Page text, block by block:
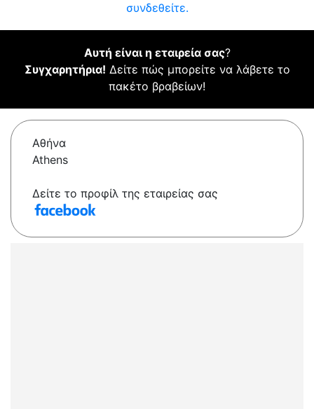
συνδεθείτε.
Αυτή είναι η εταιρεία σας?
Συγχαρητήρια! Δείτε πώς μπορείτε να λάβετε το
πακέτο βραβείων!
Αθήνα
Athens
Δείτε το προφίλ της εταιρείας σας